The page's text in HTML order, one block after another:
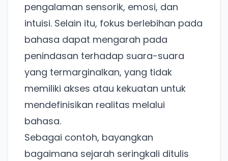
pengalaman sensorik, emosi, dan
intuisi. Selain itu, fokus berlebihan pada
bahasa dapat mengarah pada
penindasan terhadap suara-suara
yang termarginalkan, yang tidak
memiliki akses atau kekuatan untuk
mendefinisikan realitas melalui
bahasa.
Sebagai contoh, bayangkan
bagaimana sejarah seringkali ditulis